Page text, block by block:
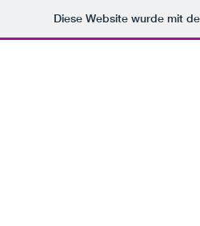
Diese Website wurde mit